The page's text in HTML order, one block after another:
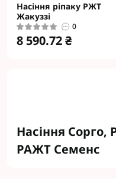
Насіння ріпаку РЖТ
Жакуззі
0
8 590.72 ₴
Насіння Сорго,
РАЖТ Семенс